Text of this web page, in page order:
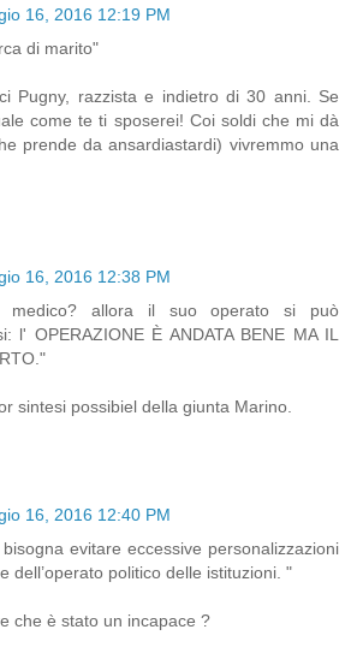
16, 2016 12:19 PM
di marito"
Pugny, razzista e indietro di 30 anni. Se
come te ti sposerei! Coi soldi che mi dà
prende da ansardiastardi) vivremmo una
16, 2016 12:38 PM
medico? allora il suo operato si può
l' OPERAZIONE È ANDATA BENE MA IL
sintesi possibiel della giunta Marino.
16, 2016 12:40 PM
evitare eccessive personalizzazioni
dell’operato politico delle istituzioni. "
che è stato un incapace ?